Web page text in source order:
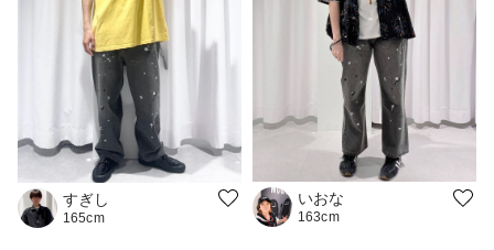
すぎし
165cm
いおな
163cm